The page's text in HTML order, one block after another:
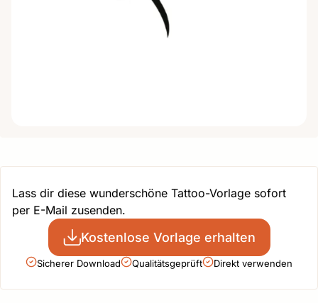
Lass dir diese wunderschöne Tattoo-Vorlage sofort
per E-Mail zusenden.
Kostenlose Vorlage erhalten
Sicherer Download Qualitätsgeprüft Direkt verwenden